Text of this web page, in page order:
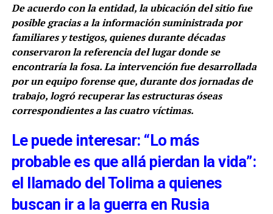
De acuerdo con la entidad, la ubicación del sitio fue
posible gracias a la información suministrada por
familiares y testigos, quienes durante décadas
conservaron la referencia del lugar donde se
encontraría la fosa. La intervención fue desarrollada
por un equipo forense que, durante dos jornadas de
trabajo, logró recuperar las estructuras óseas
correspondientes a las cuatro víctimas.
Le puede interesar: “Lo más
probable es que allá pierdan la vida”:
el llamado del Tolima a quienes
buscan ir a la guerra en Rusia